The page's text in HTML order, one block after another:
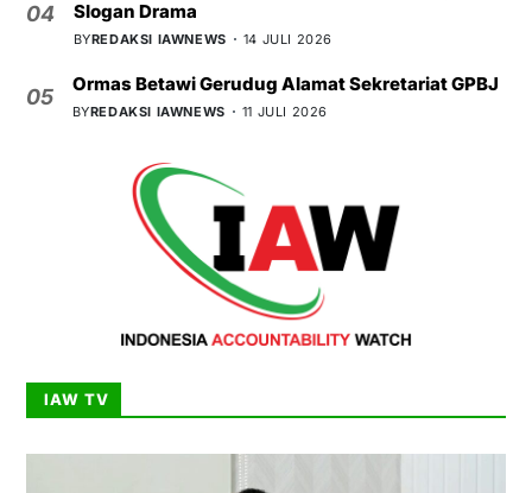
04
Slogan Drama
BYREDAKSI IAWNEWS 14 JULI 2026
05
Ormas Betawi Gerudug Alamat Sekretariat GPBJ
BYREDAKSI IAWNEWS 11 JULI 2026
IAW TV